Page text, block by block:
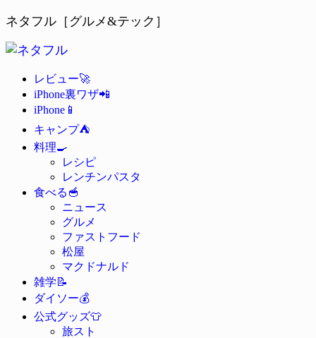
ネタフル［グルメ&テック］
レビュー🚀
iPhone裏ワザ📲
iPhone 📱
キャンプ⛺
料理🍳
レシピ
レンチンパスタ
食べる 🥣
ニュース
グルメ
ファストフード
松屋
マクドナルド
雑学📝
ダイソー💰
公式グッズ👕
旅スト